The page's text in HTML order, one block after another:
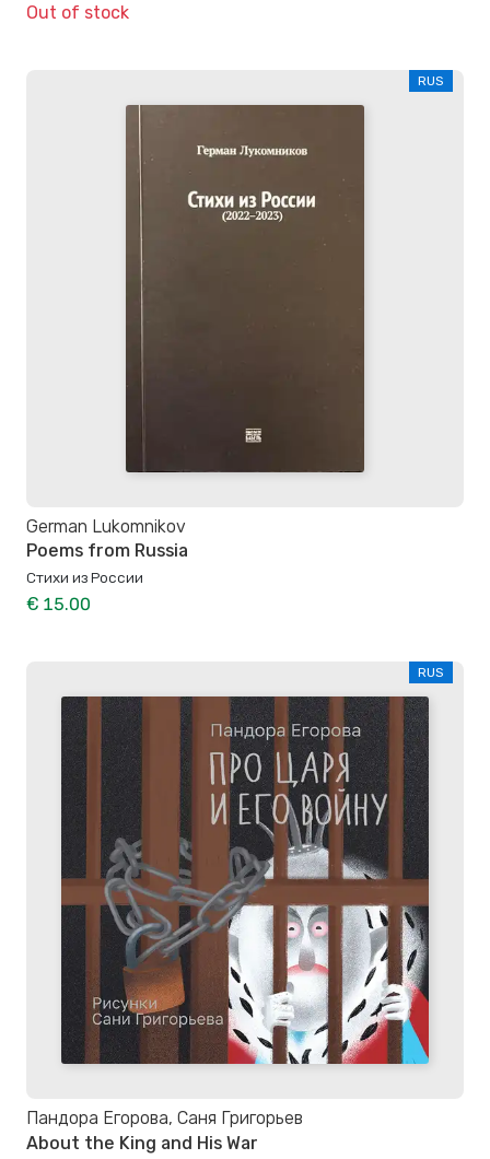
Out of stock
RUS
German Lukomnikov
Poems from Russia
Стиxи из России
€ 15.00
RUS
Пандора Егорова, Саня Григорьев
About the King and His War